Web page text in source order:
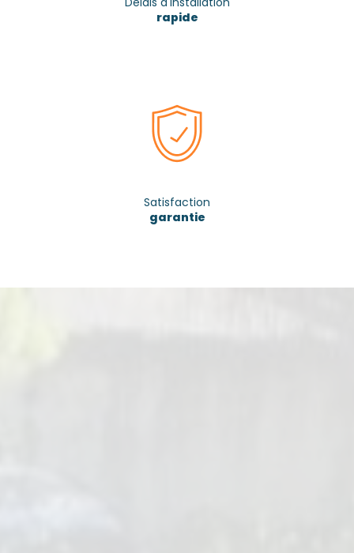
rapide
Satisfaction
garantie